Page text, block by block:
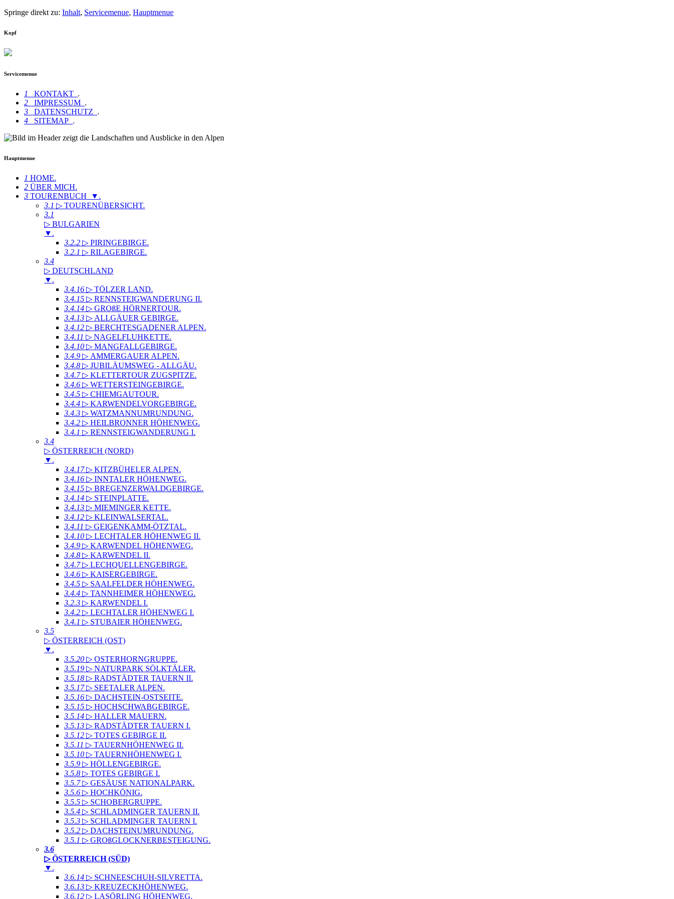
Springe direkt zu: Inhalt, Servicemenue, Hauptmenue
Kopf
Servicemenue
1 KONTAKT .
2
IMPRESSUM .
3
DATENSCHUTZ .
4
SITEMAP .
Hauptmenue
1 HOME.
2 ÜBER MICH.
3 TOURENBUCH ▼ .
3.1 ▷ TOURENÜBERSICHT.
3.1
▷ BULGARIEN
▼ .
3.2.2 ▷ PIRINGEBIRGE.
3.2.1 ▷ RILAGEBIRGE.
3.4
▷ DEUTSCHLAND
▼ .
3.4.16 ▷ TÖLZER LAND.
3.4.15 ▷ RENNSTEIGWANDERUNG II.
3.4.14 ▷ GROßE HÖRNERTOUR.
3.4.13 ▷ ALLGÄUER GEBIRGE.
3.4.12 ▷ BERCHTESGADENER ALPEN.
3.4.11 ▷ NAGELFLUHKETTE.
3.4.10 ▷ MANGFALLGEBIRGE.
3.4.9 ▷ AMMERGAUER ALPEN.
3.4.8 ▷ JUBILÄUMSWEG - ALLGÄU.
3.4.7▷ KLETTERTOUR ZUGSPITZE.
3.4.6 ▷ WETTERSTEINGEBIRGE.
3.4.5 ▷ CHIEMGAUTOUR.
3.4.4 ▷ KARWENDELVORGEBIRGE.
3.4.3 ▷ WATZMANNUMRUNDUNG.
3.4.2 ▷ HEILBRONNER HÖHENWEG.
3.4.1 ▷ RENNSTEIGWANDERUNG I.
3.4
▷ ÖSTERREICH (NORD)
▼ .
3.4.17▷ KITZBÜHELER ALPEN.
3.4.16 ▷ INNTALER HÖHENWEG.
3.4.15 ▷ BREGENZERWALDGEBIRGE.
3.4.14 ▷ STEINPLATTE.
3.4.13 ▷ MIEMINGER KETTE.
3.4.12 ▷ KLEINWALSERTAL.
3.4.11 ▷ GEIGENKAMM-ÖTZTAL.
3.4.10 ▷ LECHTALER HÖHENWEG II.
3.4.9 ▷ KARWENDEL HÖHENWEG.
3.4.8 ▷ KARWENDEL II.
3.4.7▷ LECHQUELLENGEBIRGE.
3.4.6 ▷ KAISERGEBIRGE.
3.4.5 ▷ SAALFELDER HÖHENWEG.
3.4.4 ▷ TANNHEIMER HÖHENWEG.
3.2.3 ▷ KARWENDEL I.
3.4.2 ▷ LECHTALER HÖHENWEG I.
3.4.1 ▷ STUBAIER HÖHENWEG.
3.5
▷ ÖSTERREICH (OST)
▼ .
3.5.20 ▷ OSTERHORNGRUPPE.
3.5.19 ▷ NATURPARK SÖLKTÄLER.
3.5.18 ▷ RADSTÄDTER TAUERN II.
3.5.17▷ SEETALER ALPEN.
3.5.16 ▷ DACHSTEIN-OSTSEITE.
3.5.15 ▷ HOCHSCHWABGEBIRGE.
3.5.14 ▷ HALLER MAUERN.
3.5.13 ▷ RADSTÄDTER TAUERN I.
3.5.12 ▷ TOTES GEBIRGE II.
3.5.11 ▷ TAUERNHÖHENWEG II.
3.5.10 ▷ TAUERNHÖHENWEG I.
3.5.9 ▷ HÖLLENGEBIRGE.
3.5.8 ▷ TOTES GEBIRGE I.
3.5.7▷ GESÄUSE NATIONALPARK.
3.5.6 ▷ HOCHKÖNIG.
3.5.5 ▷ SCHOBERGRUPPE.
3.5.4 ▷ SCHLADMINGER TAUERN II.
3.5.3 ▷ SCHLADMINGER TAUERN I.
3.5.2 ▷ DACHSTEINUMRUNDUNG.
3.5.1 ▷ GROßGLOCKNERBESTEIGUNG.
3.6
▷ ÖSTERREICH (SÜD)
▼ .
3.6.14 ▷ SCHNEESCHUH-SILVRETTA.
3.6.13 ▷ KREUZECKHÖHENWEG.
3.6.12 ▷ LASÖRLING HÖHENWEG.